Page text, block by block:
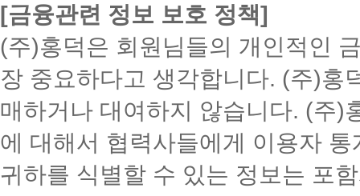
[금융관련 정보 보호 정책]
(주)홍덕은 회원님들의 개인적인
장 중요하다고 생각합니다. (주)홍
매하거나 대여하지 않습니다. (주)
에 대해서 협력사들에게 이용자
귀하를 식별할 수 있는 정보는 포